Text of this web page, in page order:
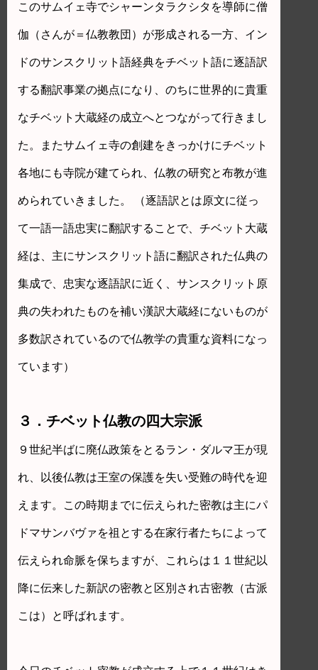
このサムイェ寺でシャーンタラクシタを導師に僧
伽（さんが＝仏教教団）が形成される一方、イン
ドのサンスクリット語経典をチベット語に逐語訳
する翻訳事業の拠点になり、のちに世界的に貴重
なチベット大蔵経の成立へとつながって行きまし
た。またサムイェ寺の創建をきっかけにチベット
各地にも寺院が建てられ、仏教の研究と布教が進
められていきました。 （逐語訳とは原文に従っ
て一語一語忠実に翻訳することで、チベット大蔵
経は、主にサンスクリット語に翻訳された仏典の
集成で、忠実な逐語訳に近く、サンスクリット原
典の失われたものを補い漢訳大蔵経にないものが
多数訳されているので仏教学の貴重な資料になっ
ています）
３．チベット仏教の四大宗派
９世紀半ばに廃仏政策をとるラン・ダルマ王が現
れ、以後仏教は王室の保護を失い受難の時代を迎
えます。この時期までに伝えられた密教は主にパ
ドマサンバヴァを祖とする在家行者たちによって
伝えられ命脈を保ちますが、これらは１１世紀以
降に伝来した新訳の密教と区別され古密教（古派
こは）と呼ばれます。